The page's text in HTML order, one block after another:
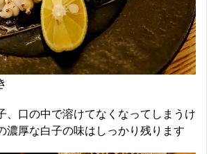
、口の中で溶けてなくなってしまうけ
濃厚な白子の味はしっかり残ります